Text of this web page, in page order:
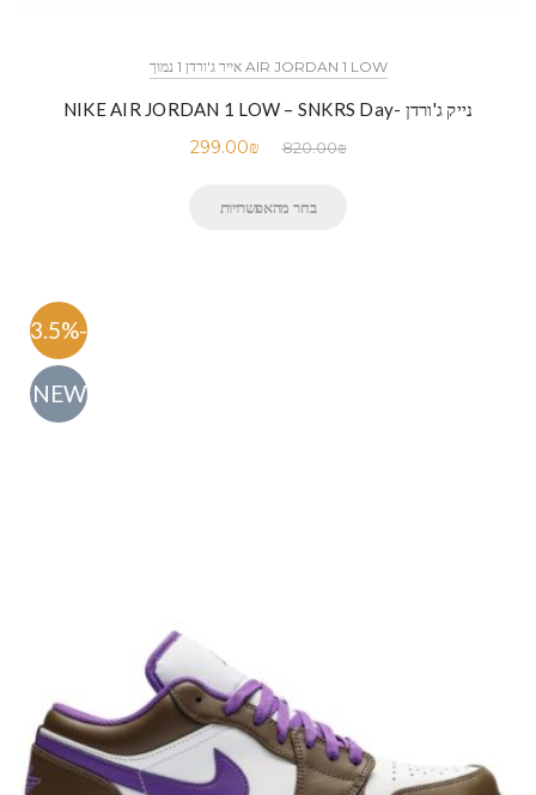
AIR JORDAN 1 LOW אייר ג'ורדן 1 נמוך
נייק ג'ורדן -NIKE AIR JORDAN 1 LOW – SNKRS Day
820.00₪
299.00₪
בחר מהאפשרויות
-63.5%
NEW